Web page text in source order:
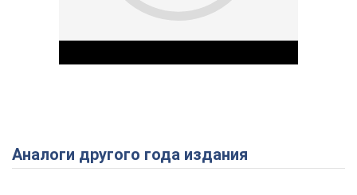
Play Video
Аналоги другого года издания